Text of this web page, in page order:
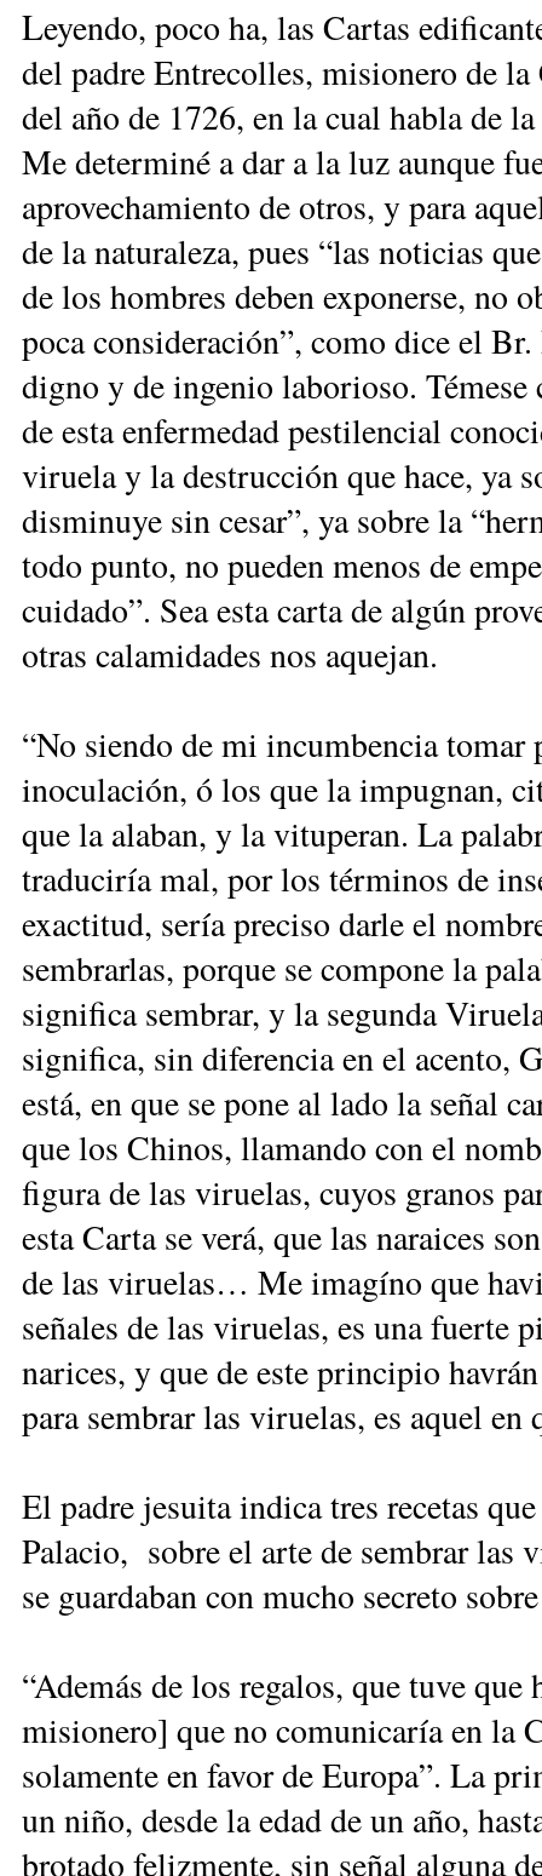
Leyendo, poco ha, las Cartas
del padre Entrecolles, misionero de
del año de 1726, en la cual habla de
Me determiné a dar a la luz aunque
aprovechamiento de otros, y para
de la naturaleza, pues “las noticias
de los hombres deben exponerse, no
poca consideración”, como dice el
digno y de ingenio laborioso.
de esta enfermedad pestilencial
viruela y la destrucción que hace, ya
disminuye sin cesar”, ya sobre la
todo punto, no pueden menos de
cuidado”. Sea esta carta de algún
otras calamidades nos aquejan.
“No siendo de mi incumbencia
inoculación, ó los que la impugnan,
que la alaban, y la vituperan. La
traduciría mal, por los términos de
exactitud, sería preciso darle el
sembrarlas, porque se compone la
significa sembrar, y la segunda
significa, sin diferencia en el acento,
está, en que se pone al lado la señal
que los Chinos, llamando con el
figura de las viruelas, cuyos granos
esta Carta se verá, que las naraices
de las viruelas… Me imagíno que
señales de las viruelas, es una fuerte
narices, y que de este principio
para sembrar las viruelas, es aquel
El padre jesuita indica tres recetas
Palacio, sobre el arte de sembrar las
se guardaban con mucho secreto
“Además de los regalos, que tuve
misionero] que no comunicaría en la
solamente en favor de Europa”. La
un niño, desde la edad de un año,
brotado felizmente, sin señal alguna